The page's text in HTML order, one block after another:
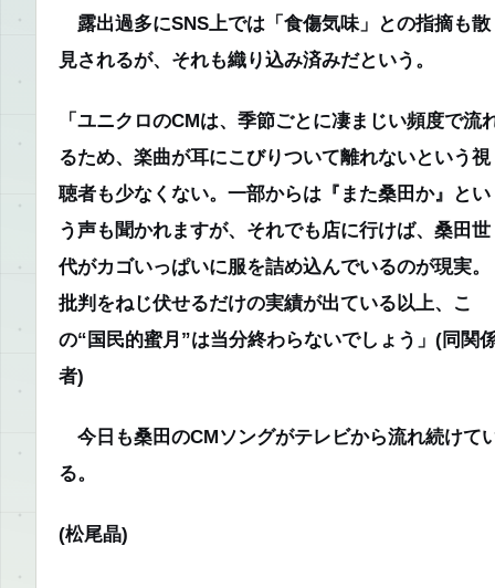
露出過多にSNS上では「食傷気味」との指摘も散
見されるが、それも織り込み済みだという。
「ユニクロのCMは、季節ごとに凄まじい頻度で流
るため、楽曲が耳にこびりついて離れないという視
聴者も少なくない。一部からは『また桑田か』とい
う声も聞かれますが、それでも店に行けば、桑田世
代がカゴいっぱいに服を詰め込んでいるのが現実。
批判をねじ伏せるだけの実績が出ている以上、こ
の“国民的蜜月”は当分終わらないでしょう」(同関
者)
今日も桑田のCMソングがテレビから流れ続けて
る。
(松尾晶)